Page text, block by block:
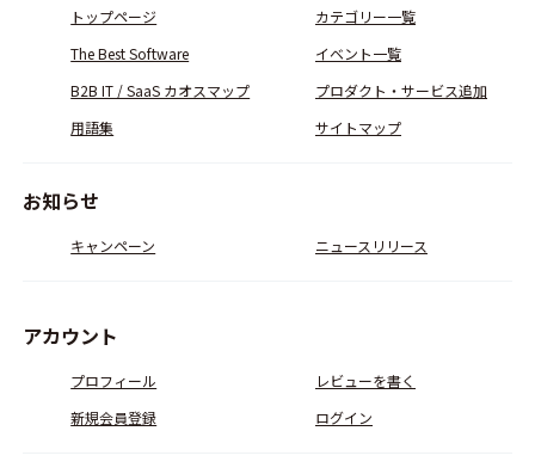
トップページ
カテゴリー一覧
The Best Software
イベント一覧
B2B IT / SaaS カオスマップ
プロダクト・サービス追加
用語集
サイトマップ
お知らせ
キャンペーン ニュースリリース
アカウント
プロフィール
レビューを書く
新規会員登録
ログイン